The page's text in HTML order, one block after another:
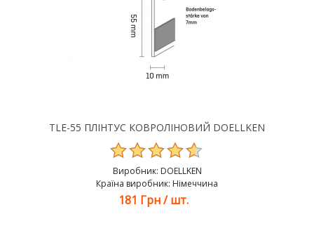
TLE-55 ПЛІНТУС КОВРОЛІНОВИЙ DOELLKEN
Виробник: DOELLKEN
Країна виробник: Німеччина
181 Грн/шт.